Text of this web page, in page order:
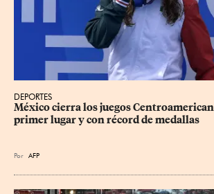
DEPORTES
México cierra los juegos
primer lugar y con récord de medallas
Por AFP